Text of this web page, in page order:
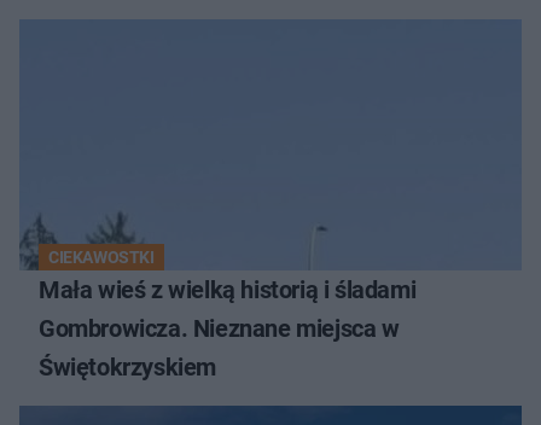
CIEKAWOSTKI
Mała wieś z wielką historią i śladami
Gombrowicza. Nieznane miejsca w
Świętokrzyskiem